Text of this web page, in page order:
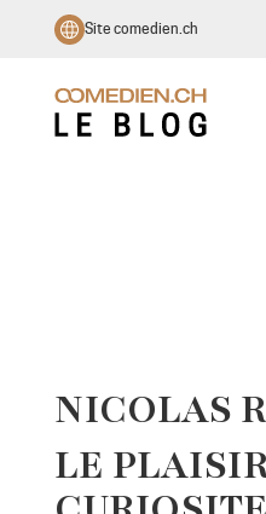
Site comedien.ch
NICOLAS
LE